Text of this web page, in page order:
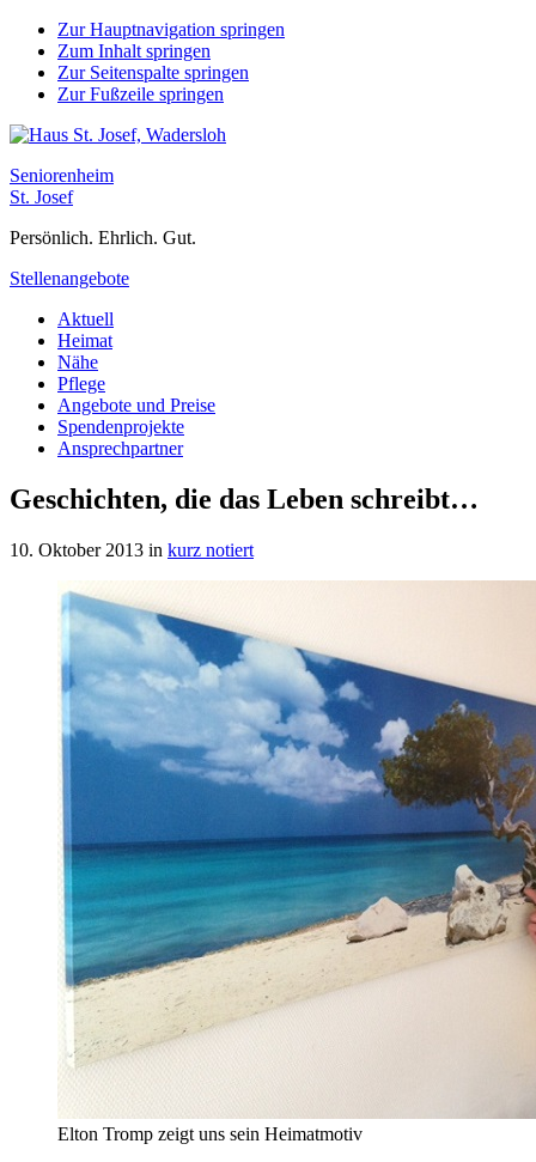
Zur Hauptnavigation springen
Zum Inhalt springen
Zur Seitenspalte springen
Zur Fußzeile springen
Seniorenheim
St. Josef
Persönlich. Ehrlich. Gut.
Stellenangebote
Aktuell
Heimat
Nähe
Pflege
Angebote und Preise
Spendenprojekte
Ansprechpartner
Geschichten, die das Leben schreibt…
10. Oktober 2013 in kurz notiert
Elton Tromp zeigt uns sein Heimatmotiv